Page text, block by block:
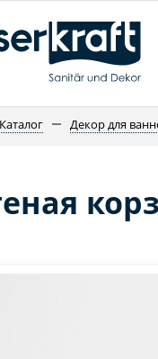
Каталог Декор для